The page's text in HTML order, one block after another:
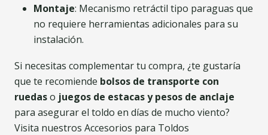
Montaje: Mecanismo retráctil tipo paraguas que
no requiere herramientas adicionales para su
instalación.
Si necesitas complementar tu compra, ¿te gustaría
que te recomiende bolsos de transporte con
ruedaso juegos de estacas y pesos de anclaje
para asegurar el toldo en días de mucho viento?
Visita nuestros Accesorios para Toldos